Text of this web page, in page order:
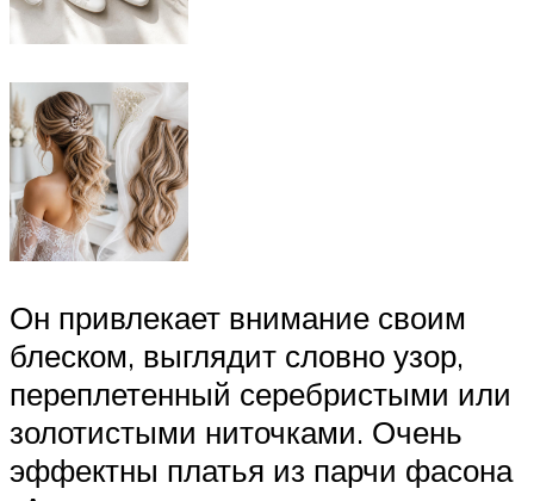
Он привлекает внимание своим
блеском, выглядит словно узор,
переплетенный серебристыми или
золотистыми ниточками. Очень
эффектны платья из парчи фасона